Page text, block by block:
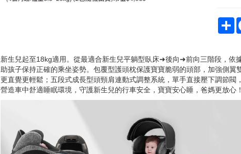
新生兒起至18kg適用。從最適合新生兒平躺型臥床➜後向➜前向三階段​，依
助孩子保持正確的乘坐姿勢。包覆型護頭枕保護寶寶脆弱的頭部，加強側翼
更直覺更輕鬆；五段式成長型頭頸肩連動式調整系統，單手直接壓下調節閥
營造車中舒適睡眠環境，守護新生兒的行車安全，寶寶安心睡，爸媽更放心！